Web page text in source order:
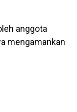
anggota
mengamankan